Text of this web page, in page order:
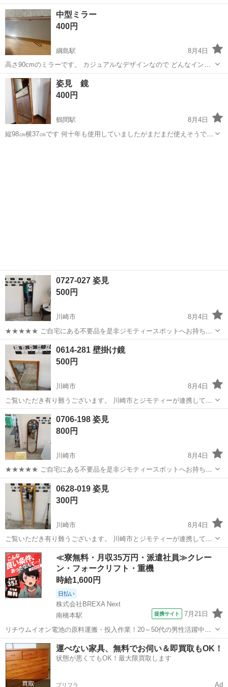
り切れとなっている人気のフィルムミラーです。 軽量で移動もしやす
く、全身をしっかり映せるサイズなので、玄関やお部屋、姿見として
お使いいただけます。 大...
神奈川 横浜市 妙蓮寺駅
中型ミラー
400円
綱島駅
8月4日
高さ90cmのミラーです。 カジュアルなデザインなので どんなインテ
リアにも合うと思います。 綺麗に拭いてお渡しします。
神奈川 横浜市 綱島駅
姿見 鏡
400円
鶴間駅
8月4日
縦98㎝横37㎝です 何十年も使用していましたがまだまだ使えそうです
0727-027 姿見
500円
川崎市
8月4日
★★★★★ ご自宅にある不要品を是非ジモティースポットへお持ち込
みしませんか？ 家電、趣味・スポーツ・レジャー用品、こども用品、
衣料服飾品、生活雑貨、家具、本、CD・DVDなどが無料でまとめて持
ち込めます！ ※詳細はこ...
神奈川 川崎市 ミラー/鏡 姿見
0614-281 壁掛け鏡
500円
川崎市
8月4日
ご覧いただき有り難うございます。 川崎市とジモティーが連携して運
営しています。 粗⼤ごみ等の減量を⽬的にまだ使えるものをリユース
しています。 ★★★★★ ご自宅にある不要品を是非ジモティースポッ
トへお持ち込み...
神奈川 川崎市 ミラー/鏡
0706-198 姿見
800円
川崎市
8月4日
★★★★★ ご自宅にある不要品を是非ジモティースポットへお持ち込
みしませんか？ 家電、趣味・スポーツ・レジャー用品、こども用品、
衣料服飾品、生活雑貨、家具、本、CD・DVDなどが無料でまとめて持
ち込めます！ ※詳細はこ...
神奈川 川崎市 ミラー/鏡
0628-019 姿見
300円
川崎市
8月4日
ご覧いただき有り難うございます。 川崎市とジモティーが連携して運
営しています。 粗⼤ごみ等の減量を⽬的にまだ使えるものをリユース
しています。 ★★★★★ ご自宅にある不要品を是非ジモティースポッ
トへお持ち込み...
神奈川 川崎市 ミラー/鏡 リユース
≪寮無料・月収35万円・派遣社員≫クレー
ン・フォークリフト・重機
時給1,600円
日払い
株式会社BREXA Next
南橋本駅
提携サイト 7月21日
リチウムイオン電池の原料運搬・投入作業！20～50代の男性活躍中★
ワンルーム寮完備！赴任旅費会社負担！年間休日130日★フォークリフ
ト免許お持ちの方、活躍中！就業先食堂利用可★《神奈川県相模原
市》 人気の工場のお仕事 ◇電...
神奈川 相模原市 南橋本駅 その他
運べない家具、無料でお伺い＆即買取もOK！
状態が悪くてもOK！最大限買取します
プリフラ Ad